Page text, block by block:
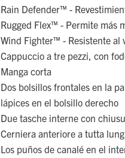
Rain Defender™ -
Rugged Flex™ - Permite más
Wind Fighter™ - Resistente al
Cappuccio a tre pezzi, con
Manga corta
Dos bolsillos frontales en la
lápices en el bolsillo derecho
Due tasche interne con
Cerniera anteriore a tutta
Los puños de canalé en el